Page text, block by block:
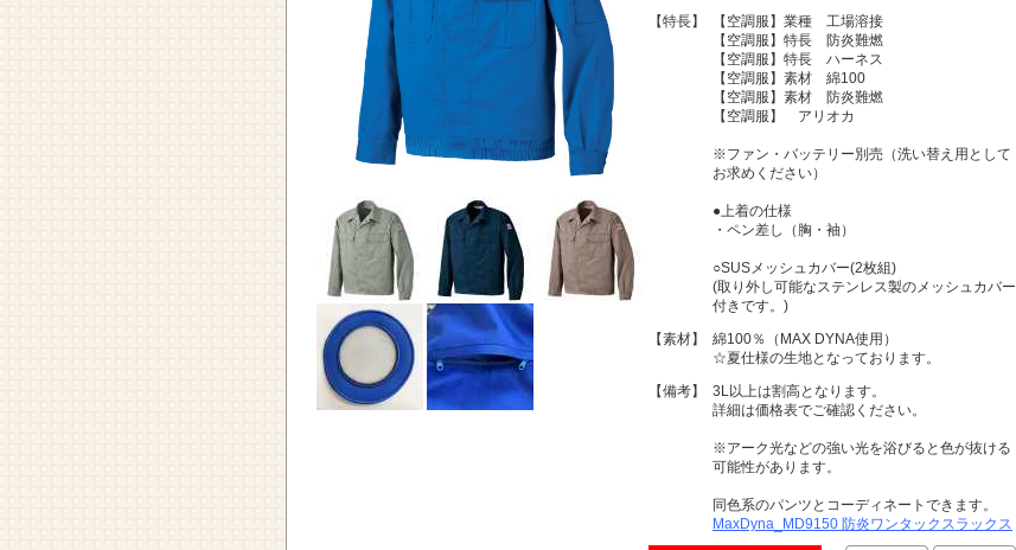
【特長】
【空調服】業種 工場溶接
【空調服】特長 防炎難燃
【空調服】特長 ハーネス
【空調服】素材 綿100
【空調服】素材 防炎難燃
【空調服】 アリオカ
※ファン・バッテリー別売（洗い替え用として
お求めください）
●上着の仕様
・ペン差し（胸・袖）
○SUSメッシュカバー(2枚組)
(取り外し可能なステンレス製のメッシュカバー
付きです。)
【素材】
綿100％（MAX DYNA使用）
☆夏仕様の生地となっております。
【備考】
3L以上は割高となります。
詳細は価格表でご確認ください。
※アーク光などの強い光を浴びると色が抜ける
可能性があります。
同色系のパンツとコーディネートできます。
MaxDyna_MD9150 防炎ワンタックスラックス